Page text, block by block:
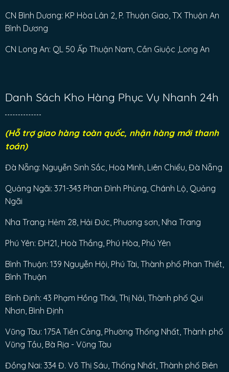
CN Bình Dương: KP Hòa Lân 2, P. Thuận Giao, TX Thuận An
Bình Dương
CN Long An: QL 50 Ấp Thuận Nam, Cần Giuộc ,Long An
Danh Sách Kho Hàng Phục Vụ Nhanh 24h
(Hỗ trợ giao hàng toàn quốc, nhận hàng mới thanh
toán)
Đà Nẵng: Nguyễn Sinh Sắc, Hoà Minh, Liên Chiểu, Đà Nẵng
Quảng Ngãi: 371-343 Phan Đình Phùng, Chánh Lộ, Quảng
Ngãi
Nha Trang: Hẻm 28, Hải Đức, Phương sơn, Nha Trang
Phú Yên: ĐH21, Hoà Thắng, Phú Hòa, Phú Yên
Bình Thuận: 139 Nguyễn Hội, Phú Tài, Thành phố Phan Thiết,
Bình Thuận
Bình Định: 43 Phạm Hồng Thái, Thị Nải, Thành phố Qui
Nhơn, Bình Định
Vũng Tàu: 175A Tiền Cảng, Phường Thống Nhất, Thành phố
Vũng Tầu, Bà Rịa - Vũng Tàu
Đồng Nai: 334 Đ. Võ Thị Sáu, Thống Nhất, Thành phố Biên